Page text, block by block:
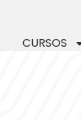
CURSOS